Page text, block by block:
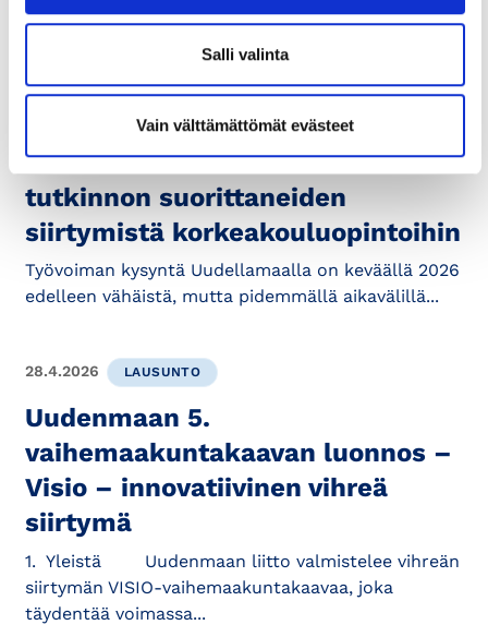
Salli valinta
Vain välttämättömät evästeet
24.6.2026 OSAAMINEN JA TYÖELÄMÄ
Ennakointikamarin katsauksessa
tarkastellaan ammatillisen
tutkinnon suorittaneiden
siirtymistä korkeakouluopintoihin
Työvoiman kysyntä Uudellamaalla on keväällä 2026
edelleen vähäistä, mutta pidemmällä aikavälillä...
28.4.2026 LAUSUNTO
Uudenmaan 5.
vaihemaakuntakaavan luonnos –
Visio – innovatiivinen vihreä
siirtymä
1. Yleistä Uudenmaan liitto valmistelee vihreän
siirtymän VISIO-vaihemaakuntakaavaa, joka
täydentää voimassa...